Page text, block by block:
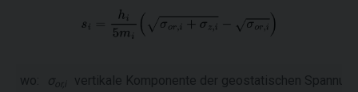
wo: σ or,i vertikale Komponente der geostatischen